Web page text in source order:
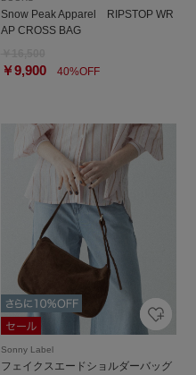
Snow Peak Apparel RIPSTOP WR
AP CROSS BAG
￥9,90040%OFF
Sonny Label
フェイクスエードショルダーバッグ